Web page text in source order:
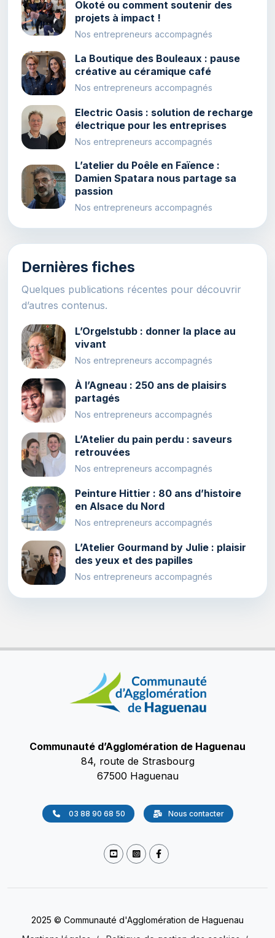
Okoté ou comment soutenir des
projets à impact !
Nos entrepreneurs accompagnés
La Boutique des Bouleaux : pause
créative au céramique café
Nos entrepreneurs accompagnés
Electric Oasis : solution de recharge
électrique pour les entreprises
Nos entrepreneurs accompagnés
L’atelier du Poêle en Faïence :
Damien Spatara nous partage sa
passion
Nos entrepreneurs accompagnés
Dernières fiches
Quelques publications récentes pour découvrir
d’autres contenus.
L’Orgelstubb : donner la place au
vivant
Nos entrepreneurs accompagnés
À l’Agneau : 250 ans de plaisirs
partagés
Nos entrepreneurs accompagnés
L’Atelier du pain perdu : saveurs
retrouvées
Nos entrepreneurs accompagnés
Peinture Hittier : 80 ans d’histoire
en Alsace du Nord
Nos entrepreneurs accompagnés
L’Atelier Gourmand by Julie : plaisir
des yeux et des papilles
Nos entrepreneurs accompagnés
Communauté d’Agglomération de Haguenau
84, route de Strasbourg
67500 Haguenau
03 88 90 68 50 Nous contacter
2025 © Communauté d'Agglomération de Haguenau